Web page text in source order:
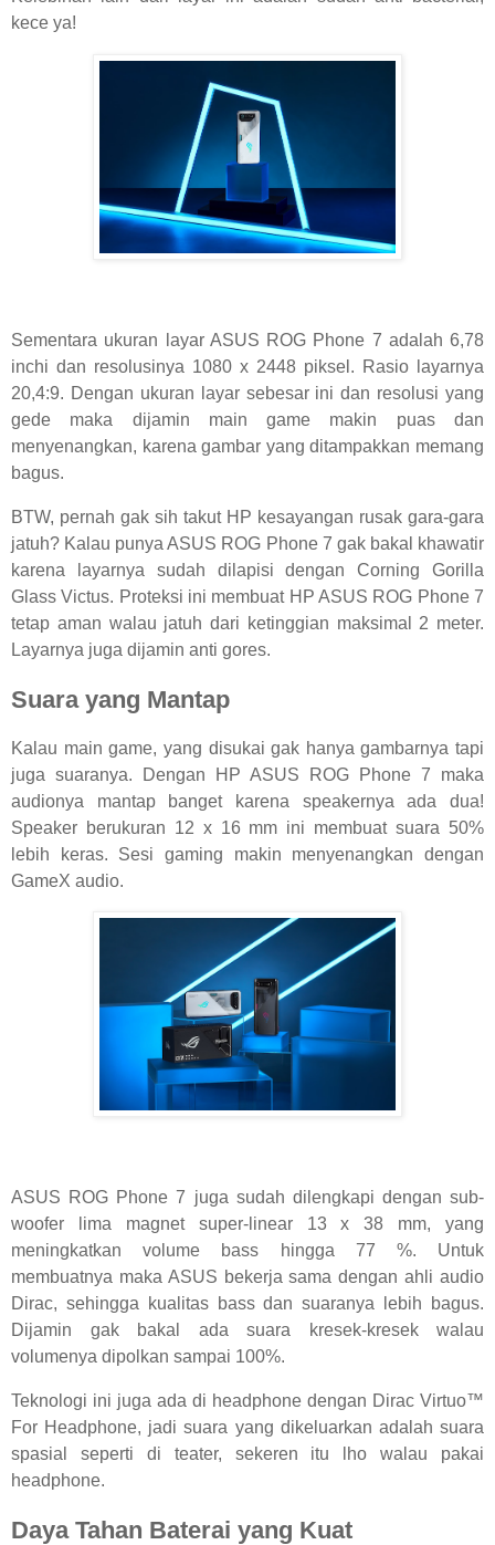
kece ya!
Sementara ukuran layar ASUS ROG Phone 7 adalah 6,78
inchi dan resolusinya 1080 x 2448 piksel. Rasio layarnya
20,4:9. Dengan ukuran layar sebesar ini dan resolusi yang
gede maka dijamin main game makin puas dan
menyenangkan, karena gambar yang ditampakkan memang
bagus.
BTW, pernah gak sih takut HP kesayangan rusak gara-gara
jatuh? Kalau punya ASUS ROG Phone 7 gak bakal khawatir
karena layarnya sudah dilapisi dengan Corning Gorilla
Glass Victus. Proteksi ini membuat HP ASUS ROG Phone 7
tetap aman walau jatuh dari ketinggian maksimal 2 meter.
Layarnya juga dijamin anti gores.
Suara yang Mantap
Kalau main game, yang disukai gak hanya gambarnya tapi
juga suaranya. Dengan HP ASUS ROG Phone 7 maka
audionya mantap banget karena speakernya ada dua!
Speaker berukuran 12 x 16 mm ini membuat suara 50%
lebih keras. Sesi gaming makin menyenangkan dengan
GameX audio.
ASUS ROG Phone 7 juga sudah dilengkapi dengan sub-
woofer lima magnet super-linear 13 x 38 mm, yang
meningkatkan volume bass hingga 77 %. Untuk
membuatnya maka ASUS bekerja sama dengan ahli audio
Dirac, sehingga kualitas bass dan suaranya lebih bagus.
Dijamin gak bakal ada suara kresek-kresek walau
volumenya dipolkan sampai 100%.
Teknologi ini juga ada di headphone dengan Dirac Virtuo™
For Headphone, jadi suara yang dikeluarkan adalah suara
spasial seperti di teater, sekeren itu lho walau pakai
headphone.
Daya Tahan Baterai yang Kuat